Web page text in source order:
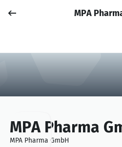
MPA
MPA Pharma
MPA Pharma GmbH